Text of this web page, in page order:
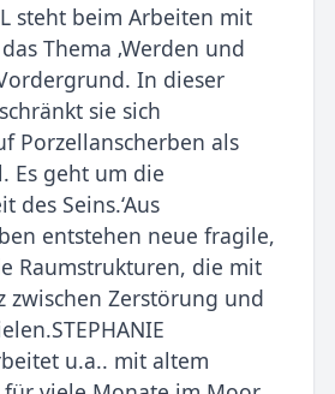
steht beim Arbeiten mit
Thema ‚Werden und
In dieser
sie sich
Porzellanscherben als
Es geht um die
des Seins.‘Aus
entstehen neue fragile,
Raumstrukturen, die mit
zwischen Zerstörung und
u.a.. mit altem